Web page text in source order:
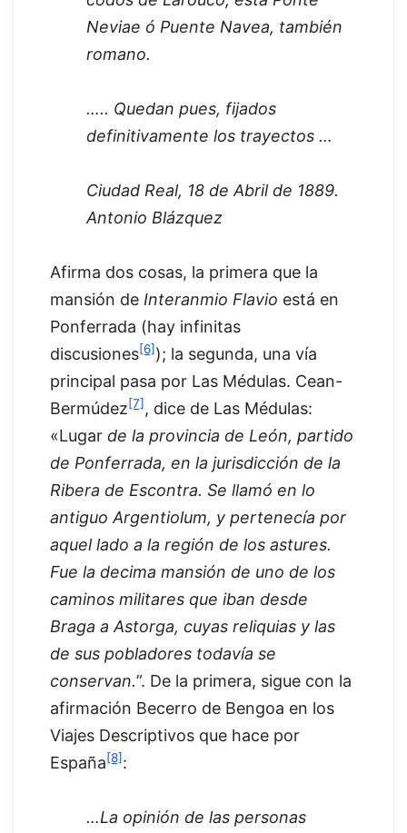
Neviae ó Puente Navea, también
romano.
….. Quedan pues, fijados
definitivamente los trayectos …
Ciudad Real, 18 de Abril de 1889.
Antonio Blázquez
Afirma dos cosas, la primera que la
mansión de Interanmio Flavio está en
Ponferrada (hay infinitas
discusiones[6]); la segunda, una vía
principal pasa por Las Médulas. Cean-
Bermúdez[7] , dice de Las Médulas:
«Lugar de la provincia de León, partido
de Ponferrada, en la jurisdicción de la
Ribera de Escontra. Se llamó en lo
antiguo Argentiolum, y pertenecía por
aquel lado a la región de los astures.
Fue la decima mansión de uno de los
caminos militares que iban desde
Braga a Astorga, cuyas reliquias y las
de sus pobladores todavía se
conservan.”. De la primera, sigue con la
afirmación Becerro de Bengoa en los
Viajes Descriptivos que hace por
España[8]:
…La opinión de las personas